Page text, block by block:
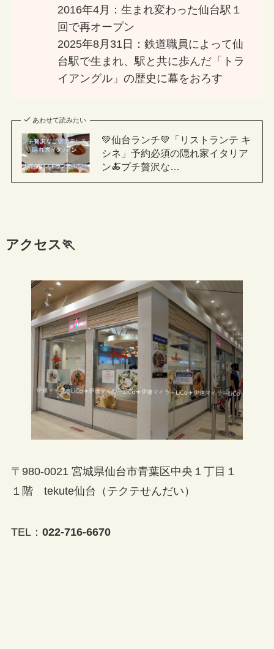
2016年4月：生まれ変わった仙台駅１
回で再オープン
2025年8月31日：鉄道職員によって仙
台駅で生まれ、駅と共に歩んだ「トラ
イアングル」の歴史に幕をおろす
あわせて読みたい
💚仙台ランチ💚「リストランテ キ
シネ」予約必須の隠れ家イタリア
ン🍝プチ贅沢な…
アクセス🏃
〒980-0021 宮城県仙台市青葉区中央１丁目１
１階 tekute仙台（テクテせんだい）
TEL： 022-716-6670